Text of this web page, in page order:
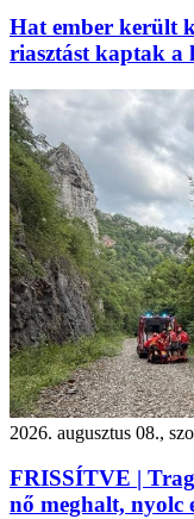
Hat ember került
riasztást kaptak a
2026. augusztus 08.,
FRISSÍTVE |
nő meghalt, nyolc